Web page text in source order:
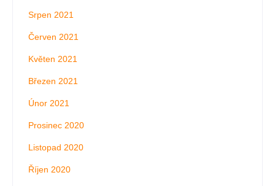
Srpen 2021
Červen 2021
Květen 2021
Březen 2021
Únor 2021
Prosinec 2020
Listopad 2020
Říjen 2020